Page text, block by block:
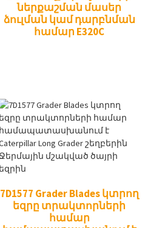
ներքաշման մասեր
ձուլման կամ դարբնման
համար E320C
7D1577 Grader Blades կտրող
եզրը տրակտորների
համար